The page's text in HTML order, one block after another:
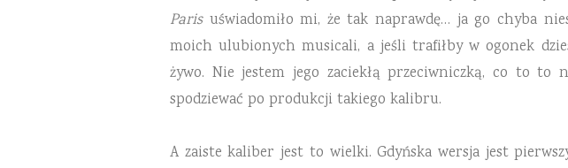
Paris uświadomiło mi, że tak naprawdę… ja go chyba
moich ulubionych musicali, a jeśli trafiłby w ogonek
żywo. Nie jestem jego zaciekłą przeciwniczką, co to
spodziewać po produkcji takiego kalibru.
A zaiste kaliber jest to wielki. Gdyńska wersja jest